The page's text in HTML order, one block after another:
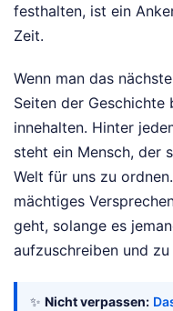
festhalten, ist ein
Zeit.
Wenn man das
Seiten der
innehalten. Hinter
steht ein Mensch, der
Welt für uns zu
mächtiges
geht, solange es
aufzuschreiben und zu
✨ Nicht verpassen: